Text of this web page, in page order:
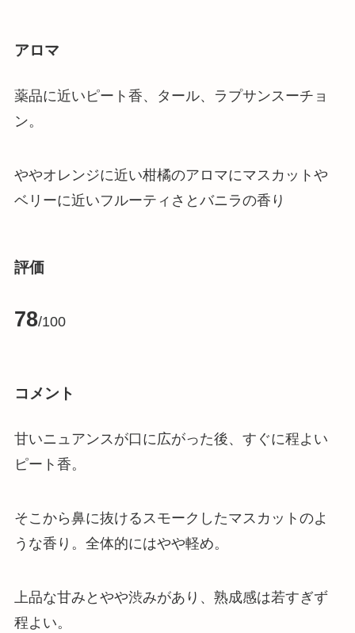
アロマ
薬品に近いピート香、タール、ラプサンスーチョ
ン。
ややオレンジに近い柑橘のアロマにマスカットや
ベリーに近いフルーティさとバニラの香り
評価
78/100
コメント
甘いニュアンスが口に広がった後、すぐに程よい
ピート香。
そこから鼻に抜けるスモークしたマスカットのよ
うな香り。全体的にはやや軽め。
上品な甘みとやや渋みがあり、熟成感は若すぎず
程よい。